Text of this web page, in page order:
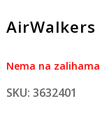
Nema na zalihama
SKU: 3632401